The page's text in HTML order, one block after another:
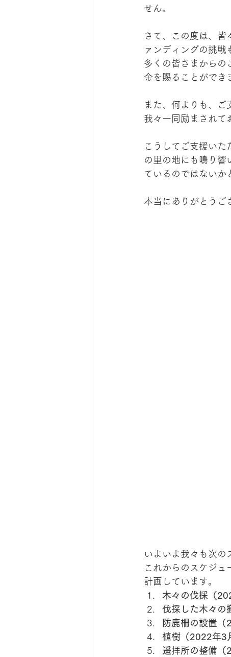
せん。
さて、この度は、皆
ァンディングの挑
多くの皆さまから
金を賜ることができ
また、何よりも、ご
我々一同励まされて
こうしてご支援いた
の里の地にも鳴り響
ているのではないか
本当にありがとうご
いよいよ我々も次の
これからのスケジ
計画しています。
木々の伐採（
伐採した木々の
防鹿柵の設置（
植樹（2022年3
遥拝所の整備（